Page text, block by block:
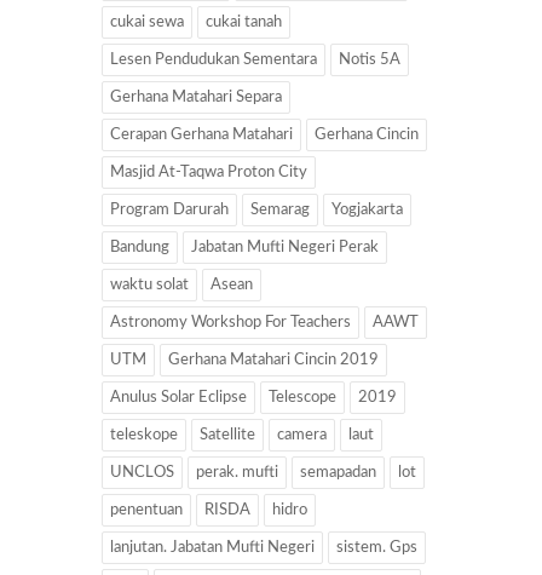
cukai sewa cukai tanah
Lesen Pendudukan Sementara Notis 5A
Gerhana Matahari Separa
Cerapan Gerhana Matahari Gerhana Cincin
Masjid At-Taqwa Proton City
Program Darurah Semarag Yogjakarta
Bandung Jabatan Mufti Negeri Perak
waktu solat Asean
Astronomy Workshop For Teachers AAWT
UTM Gerhana Matahari Cincin 2019
Anulus Solar Eclipse Telescope 2019
teleskope Satellite camera laut
UNCLOS perak. mufti semapadan lot
penentuan RISDA hidro
lanjutan. Jabatan Mufti Negeri sistem. Gps